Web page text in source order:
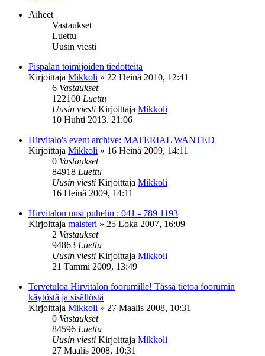
Aiheet
Vastaukset
Luettu
Uusin viesti
Pispalan toimijoiden tiedotteita
Kirjoittaja Mikkoli » 22 Heinä 2010, 12:41
6 Vastaukset
122100 Luettu
Uusin viesti Kirjoittaja Mikkoli
10 Huhti 2013, 21:06
Hirvitalo's event archive: MATERIAL WANTED
Kirjoittaja Mikkoli » 16 Heinä 2009, 14:11
0 Vastaukset
84918 Luettu
Uusin viesti Kirjoittaja Mikkoli
16 Heinä 2009, 14:11
Hirvitalon uusi puhelin : 041 - 789 1193
Kirjoittaja maisteri » 25 Loka 2007, 16:09
2 Vastaukset
94863 Luettu
Uusin viesti Kirjoittaja Mikkoli
21 Tammi 2009, 13:49
Tervetuloa Hirvitalon foorumille! Tässä tietoa foorumin
käytöstä ja sisällöstä
Kirjoittaja Mikkoli » 27 Maalis 2008, 10:31
0 Vastaukset
84596 Luettu
Uusin viesti Kirjoittaja Mikkoli
27 Maalis 2008, 10:31